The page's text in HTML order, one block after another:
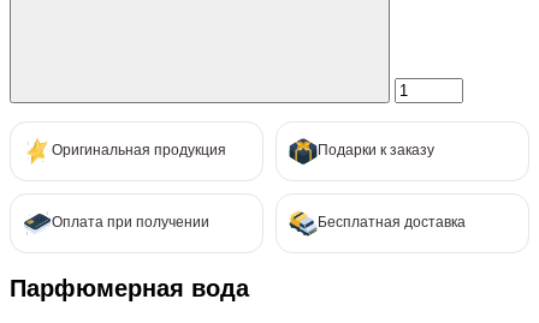
Оригинальная продукция Подарки к заказу
Оплата при получении Бесплатная доставка
Парфюмерная вода